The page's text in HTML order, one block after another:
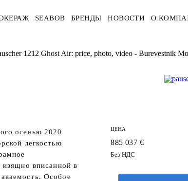
SEABOB БРЕНДЫ НОВОСТИ О
1212 Ghost Air: price, photo, video - Burevestnik
осенью 2020
легкостью
изящно вписанной в
Особое
ЦЕНА
885 037 €
Без НДС